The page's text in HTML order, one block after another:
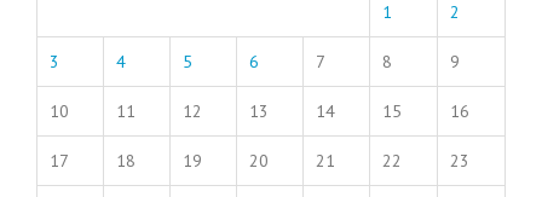
1 2
3 4 5 6 7 8 9
10 11 12 13 14 15 16
17 18 19 20 21 22 23